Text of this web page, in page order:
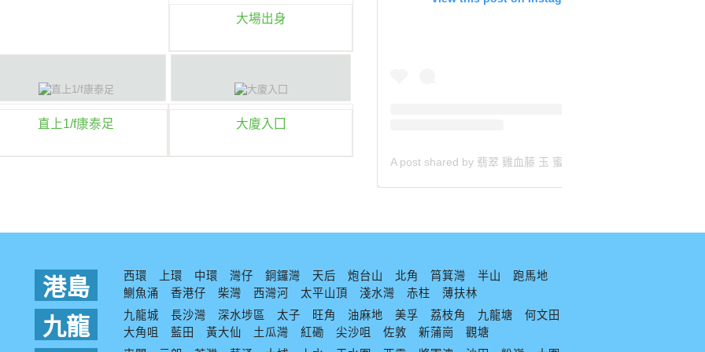
大場出身
直上1/f康泰足 大廈入囗
港島 西環 上環 中環 灣仔 銅鑼灣 天后 炮台山 北角 筲箕灣 半山
跑馬地
鰂魚涌
香港仔 柴灣 西灣河 太平山頂 淺水灣 赤柱 薄扶林
九龍 九龍城 長沙灣 深水埗區 太子 旺角 油麻地 美孚 荔枝角 九龍塘
何文田
大角咀
藍田 黃大仙 土瓜灣 紅磡 尖沙咀 佐敦 新蒲崗
觀塘